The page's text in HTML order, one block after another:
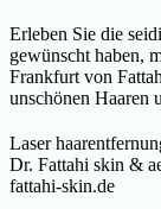
Erleben Sie die
gewünscht haben,
Frankfurt von
unschönen Haaren
Laser
Dr. Fattahi skin &
fattahi-skin.de